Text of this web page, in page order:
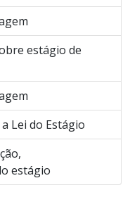
estágio de
Lei do Estágio
estágio